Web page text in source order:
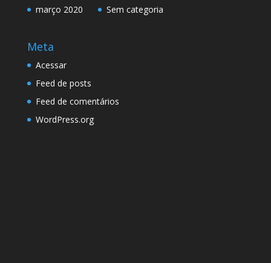
março 2020
Sem categoria
Meta
Acessar
Feed de posts
Feed de comentários
WordPress.org